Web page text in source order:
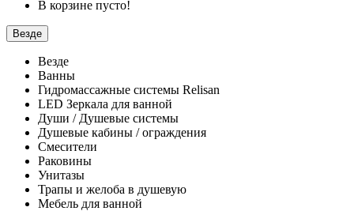
В корзине пусто!
Везде
Везде
Ванны
Гидромассажные системы Relisan
LED Зеркала для ванной
Души / Душевые системы
Душевые кабины / ограждения
Смесители
Раковины
Унитазы
Трапы и желоба в душевую
Мебель для ванной